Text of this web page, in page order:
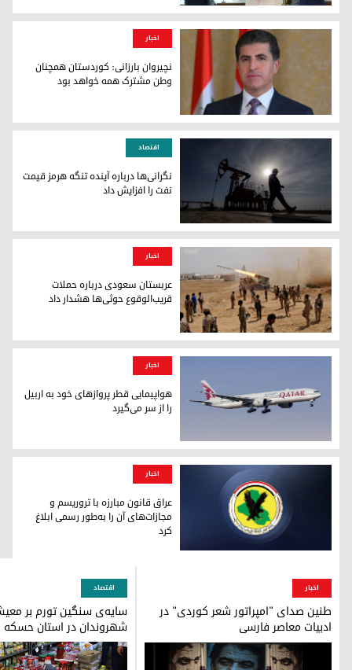
رهبران پاکستان، عربستان سعودی و ترکیه پس از امضای
نچیروان بارزانی، رئیس اقلیم کوردستان
اخبار
نچیروان بارزانی: کوردستان همچنان
وطن مشترک همه خواهد بود
نگرانی‌ها درباره آینده تنگه هرمز قیمت نفت را افزایش داد
اقتصاد
نگرانی‌ها درباره آینده تنگه هرمز قیمت
نفت را افزایش داد
جنگجویان حوثی
اخبار
عربستان سعودی درباره حملات
قریب‌الوقوع حوثی‌ها هشدار داد
هواپیمایی قطر پروازهای خود به اربیل را از سر می‌گیرد
اخبار
هواپیمایی قطر پروازهای خود به اربیل
را از سر می‌گیرد
عراق قانون مبارزه با تروریسم و مجازات‌های آن را به‌طور رسمی
اخبار
عراق قانون مبارزه با تروریسم و
مجازات‌های آن را به‌طور رسمی ابلاغ
کرد
اخبار
طنین صدای "امپراتور شعر کوردی" در
ادبیات معاصر فارسی
اقتصاد
سایه‌ی سنگین تورم بر
شهروندان در استان حسکه